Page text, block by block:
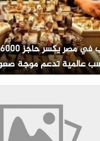
عالمية تدعم موجة